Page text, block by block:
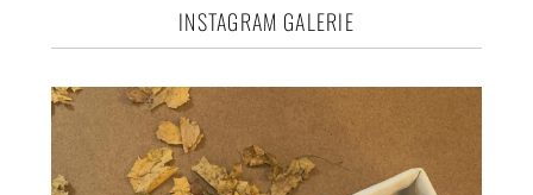
INSTAGRAM GALERIE